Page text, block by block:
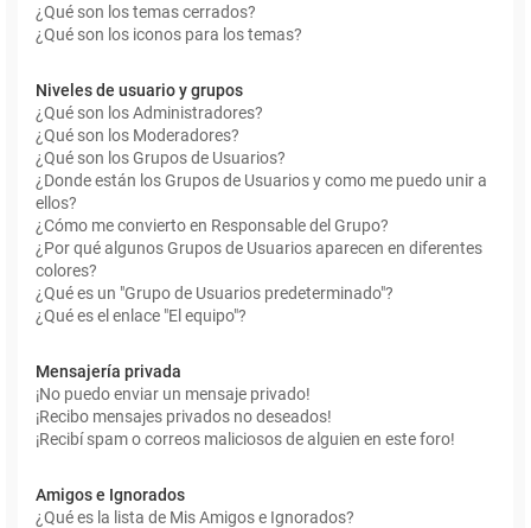
¿Qué son los temas cerrados?
¿Qué son los iconos para los temas?
Niveles de usuario y grupos
¿Qué son los Administradores?
¿Qué son los Moderadores?
¿Qué son los Grupos de Usuarios?
¿Donde están los Grupos de Usuarios y como me puedo unir a
ellos?
¿Cómo me convierto en Responsable del Grupo?
¿Por qué algunos Grupos de Usuarios aparecen en diferentes
colores?
¿Qué es un "Grupo de Usuarios predeterminado"?
¿Qué es el enlace "El equipo"?
Mensajería privada
¡No puedo enviar un mensaje privado!
¡Recibo mensajes privados no deseados!
¡Recibí spam o correos maliciosos de alguien en este foro!
Amigos e Ignorados
¿Qué es la lista de Mis Amigos e Ignorados?